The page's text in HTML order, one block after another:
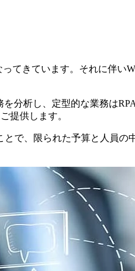
てきています。それに伴い
析し、定型的な業務は
提供します。
で、限られた予算と人員